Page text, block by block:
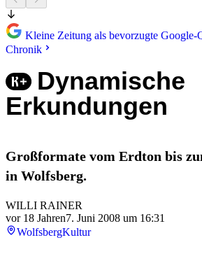
Kleine Zeitung als bevorzugte Google-
Chronik
Dynamische
Erkundungen
Großformate vom Erdton bis
in Wolfsberg.
WILLI RAINER
vor 18 Jahren7. Juni 2008 um 16:31
WolfsbergKultur